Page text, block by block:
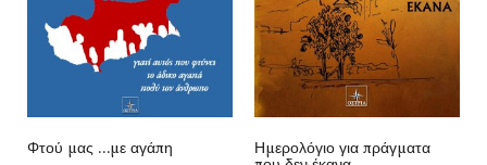
Φτού μας …με αγάπη
Ημερολόγιο για πράγματα